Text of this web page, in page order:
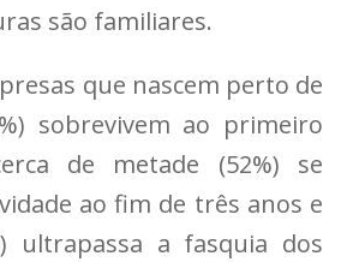
são familiares.
que nascem perto de
sobrevivem ao primeiro
de metade (52%) se
ao fim de três anos e
ultrapassa a fasquia dos